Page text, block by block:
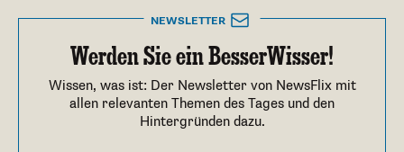
NEWSLETTER
Werden Sie ein BesserWisser!
Wissen, was ist: Der Newsletter von NewsFlix mit
allen relevanten Themen des Tages und den
Hintergründen dazu.